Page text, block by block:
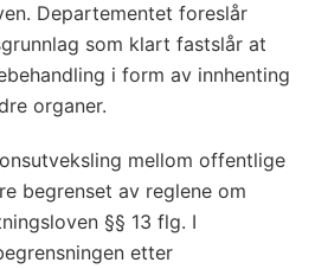
Departementet foreslår
som klart fastslår at
i form av innhenting
organer.
mellom offentlige
begrenset av reglene om
§§ 13 flg. I
etter